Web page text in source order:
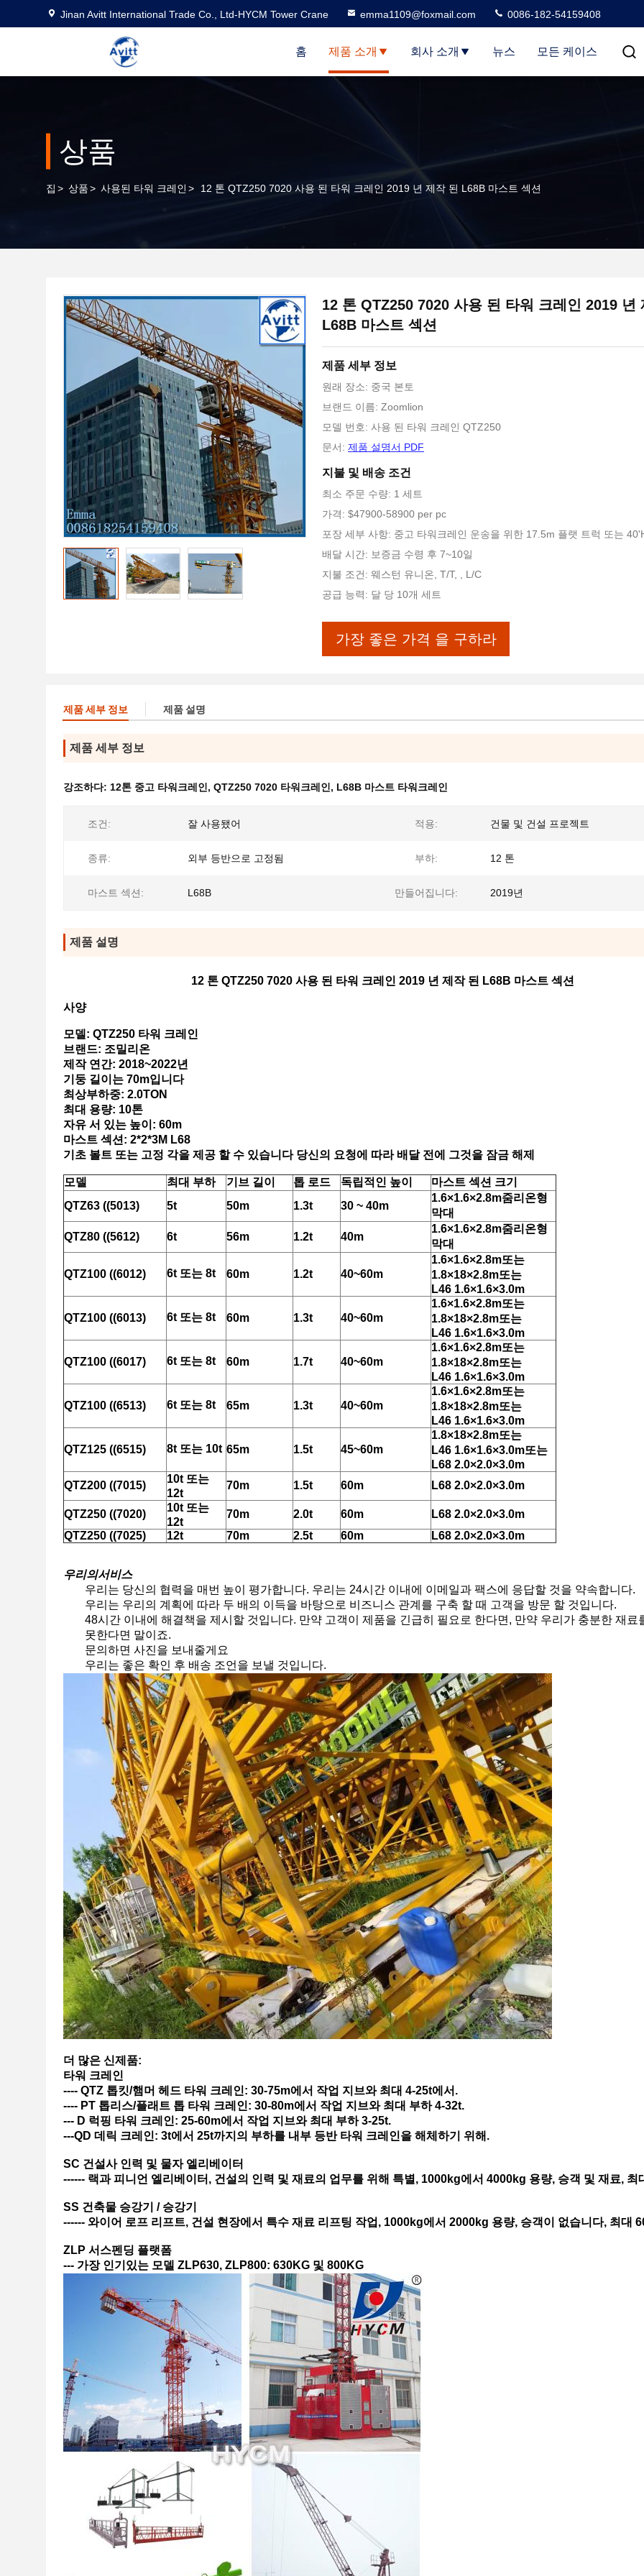
Jinan Avitt International Trade Co., Ltd-HYCM Tower Crane emma1109@foxmail.com 0086-182-54159408
홈 제품 소개 회사 소개 뉴스 모든 케이스
상품
집 > 상품> 사용된 타워 크레인 > 12 톤 QTZ250 7020 사용 된 타워 크레인 2019 년 제작 된 L68B 마스트 섹션
12 톤 QTZ250 7020 사용 된 타워 크레인 2019 년
L68B 마스트 섹션
제품 세부 정보
원래 장소: 중국 본토
브랜드 이름: Zoomlion
모델 번호: 사용 된 타워 크레인 QTZ250
문서: 제품 설명서 PDF
지불 및 배송 조건
최소 주문 수량: 1 세트
가격: $47900-58900 per pc
포장 세부 사항: 중고 타워크레인 운송을 위한 17.5m 플랫 트럭 또는
배달 시간: 보증금 수령 후 7~10일
지불 조건: 웨스턴 유니온, T/T, , L/C
공급 능력: 달 당 10개 세트
가장 좋은 가격 을 구하라
제품 세부 정보 제품 설명
제품 세부 정보
강조하다: 12톤 중고 타워크레인 , QTZ250 7020 타워크레인 , L68B 마스트 타워크레인
조건: 잘 사용됐어 적용: 건물 및 건설 프로젝트
종류: 외부 등반으로 고정됨 부하: 12 톤
마스트 섹션: L68B 만들어집니다: 2019년
제품 설명
12 톤 QTZ250 7020 사용 된 타워 크레인 2019 년 제작 된 L68B 마스트 섹션
사양
모델: QTZ250 타워 크레인
브랜드: 조밀리온
제작 연간: 2018~2022년
기둥 길이는 70m입니다
최상부하중: 2.0TON
최대 용량: 10톤
자유 서 있는 높이: 60m
마스트 섹션: 2*2*3M L68
기초 볼트 또는 고정 각을 제공 할 수 있습니다 당신의 요청에 따라 배달 전에 그것을 잠금 해제
모델 최대 부하 기브 길이 톱 로드 독립적인 높이
마스트 섹션 크기
QTZ63 ((5013)
5t 50m 1.3t 30 ~ 40m
1.6×1.6×2.8m줌리온형
막대
QTZ80 ((5612)
6t 56m 1.2t 40m
1.6×1.6×2.8m줌리온형
막대
QTZ100 ((6012) 6t 또는 8t 60m 1.2t 40~60m
1.6×1.6×2.8m또는
1.8×18×2.8m또는
L46 1.6×1.6×3.0m
QTZ100 ((6013) 6t 또는 8t 60m 1.3t 40~60m
1.6×1.6×2.8m또는
1.8×18×2.8m또는
L46 1.6×1.6×3.0m
QTZ100 ((6017) 6t 또는 8t 60m 1.7t 40~60m
1.6×1.6×2.8m또는
1.8×18×2.8m또는
L46 1.6×1.6×3.0m
QTZ100 ((6513) 6t 또는 8t 65m 1.3t 40~60m
1.6×1.6×2.8m또는
1.8×18×2.8m또는
L46 1.6×1.6×3.0m
QTZ125 ((6515) 8t 또는 10t 65m 1.5t 45~60m
1.8×18×2.8m또는
L46 1.6×1.6×3.0m또는
L68 2.0×2.0×3.0m
QTZ200 ((7015)
10t 또는
12t
70m 1.5t 60m L68 2.0×2.0×3.0m
QTZ250 ((7020)
10t 또는
12t
70m 2.0t 60m
L68 2.0×2.0×3.0m
QTZ250 ((7025)
12t 70m 2.5t 60m L68 2.0×2.0×3.0m
우리의서비스
우리는 당신의 협력을 매번 높이 평가합니다. 우리는 24시간 이내에 이메일과 팩스에 응답할 것을 약속합니다.
우리는 우리의 계획에 따라 두 배의 이득을 바탕으로 비즈니스 관계를 구축 할 때 고객을 방문 할 것입니다.
48시간 이내에 해결책을 제시할 것입니다. 만약 고객이 제품을 긴급히 필요로 한다면, 만약 우리가 충분한 재료
못한다면 말이죠.
문의하면 사진을 보내줄게요
우리는 좋은 확인 후 배송 조언을 보낼 것입니다.
더 많은 신제품:
타워 크레인
---- QTZ 톱킷/햄머 헤드 타워 크레인: 30-75m에서 작업 지브와 최대 4-25t에서.
---- PT 톱리스/플래트 톱 타워 크레인: 30-80m에서 작업 지브와 최대 부하 4-32t.
--- D 럭핑 타워 크레인: 25-60m에서 작업 지브와 최대 부하 3-25t.
---QD 데릭 크레인: 3t에서 25t까지의 부하를 내부 등반 타워 크레인을 해체하기 위해.
SC 건설사 인력 및 물자 엘리베이터
------ 랙과 피니언 엘리베이터, 건설의 인력 및 재료의 업무를 위해 특별, 1000kg에서 4000kg 용량, 승객 및 재료, 최
SS 건축물 승강기 / 승강기
------ 와이어 로프 리프트, 건설 현장에서 특수 재료 리프팅 작업, 1000kg에서 2000kg 용량, 승객이 없습니다, 최대
ZLP 서스펜딩 플랫폼
--- 가장 인기있는 모델 ZLP630, ZLP800: 630KG 및 800KG